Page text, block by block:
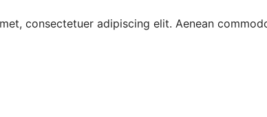
consectetuer adipiscing elit. Aenean